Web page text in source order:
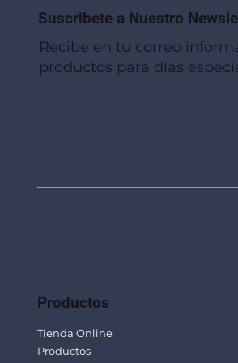
Suscribete a Nuestro
Recibe en tu correo
productos para días
Productos
Tienda Online
Productos